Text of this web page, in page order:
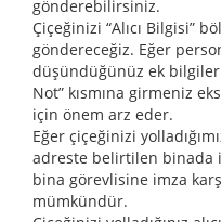
gönderebilirsiniz.
Çiçeğinizi “Alıcı Bilgisi”
göndereceğiz. Eğer
düşündüğünüz ek bilgiler
Not” kısmına girmeniz
için önem arz eder.
Eğer çiçeğinizi
adreste belirtilen binada
bina görevlisine imza
mümkündür.